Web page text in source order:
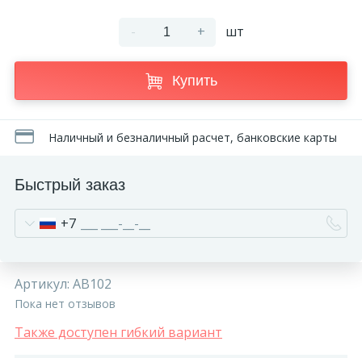
- + шт
Купить
Наличный и безналичный расчет, банковские карты
Быстрый заказ
+7
Артикул: AB102
Пока нет отзывов
Также доступен гибкий вариант
Документы
Сотрудничество
Составные части